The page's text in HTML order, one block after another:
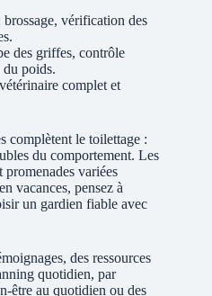
brossage, vérification des
des griffes, contrôle
poids.
complet et
complètent le toilettage :
du comportement. Les
variées
vacances, pensez à
un gardien fiable avec
des ressources
quotidien, par
être au quotidien ou des